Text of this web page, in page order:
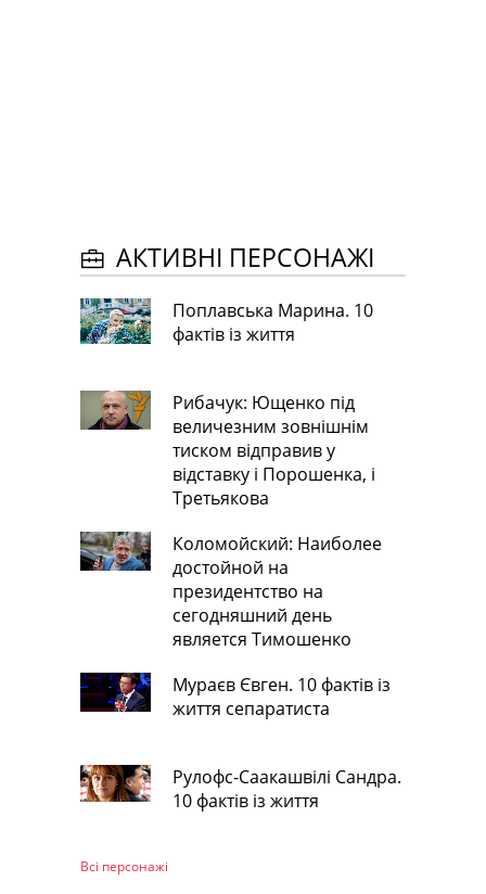
АКТИВНІ ПЕРСОНАЖІ
Поплавська Марина. 10
фактів із життя
Рибачук: Ющенко під
величезним зовнішнім
тиском відправив у
відставку і Порошенка, і
Третьякова
Коломойский: Наиболее
достойной на
президентство на
сегодняшний день
является Тимошенко
Мураєв Євген. 10 фактів із
життя сепаратиста
Рулофс-Саакашвілі Сандра.
10 фактів із життя
Всі персонажi